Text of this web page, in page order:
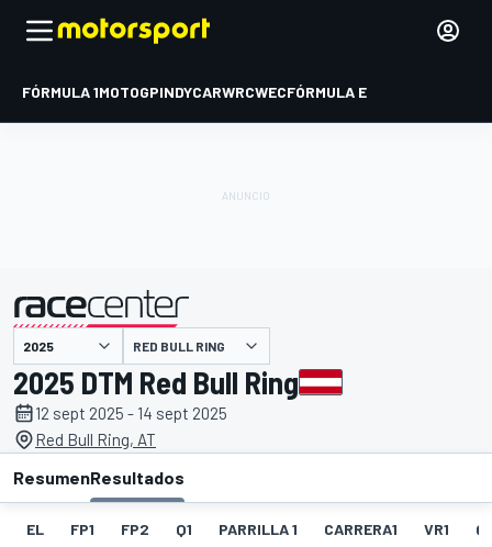
FÓRMULA 1MOTOGPINDYCARWRCWECFÓRMULA E
presentado por RED BULL RING
2025 DTM Red Bull Ring
12 sept 2025 - 14 sept 2025
Red Bull Ring, AT
ResumenResultados
EL FP1 FP2 Q1 PARRILLA 1 CARRERA1 VR1